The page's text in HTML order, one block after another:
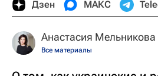
Дзен МАКС
Анастасия Мельникова
Все материалы